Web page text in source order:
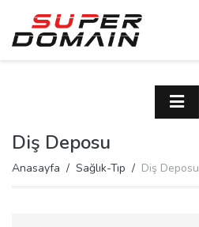
Diş Deposu
Anasayfa Sağlık-Tıp Diş Deposu